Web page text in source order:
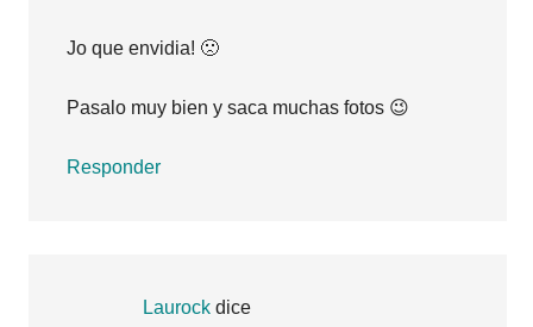
Jo que envidia! 🙁
Pasalo muy bien y saca muchas fotos 😉
Responder
Laurock dice